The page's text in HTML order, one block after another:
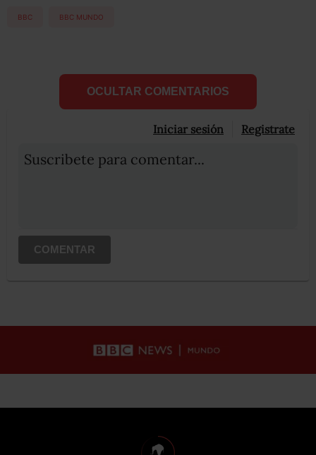
BBC BBC MUNDO
OCULTAR COMENTARIOS
Iniciar sesión Registrate
Suscribete para comentar...
COMENTAR